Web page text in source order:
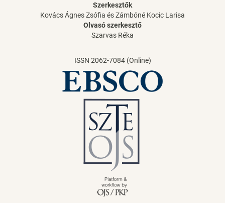
Szerkesztők
Kovács Ágnes Zsófia és Zámbóné Kocic Larisa
Olvasó szerkesztő
Szarvas Réka
ISSN 2062-7084 (Online)